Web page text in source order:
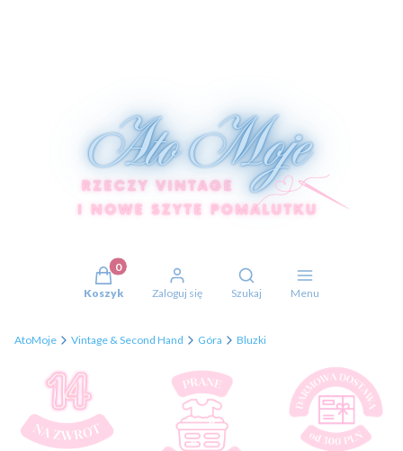
Produkty w koszyku: 0. Zobacz szczegóły
Koszyk Zaloguj się
Otwórz wyszukiwarkę
Szukaj Menu
AtoMoje Vintage & Second Hand Góra Bluzki